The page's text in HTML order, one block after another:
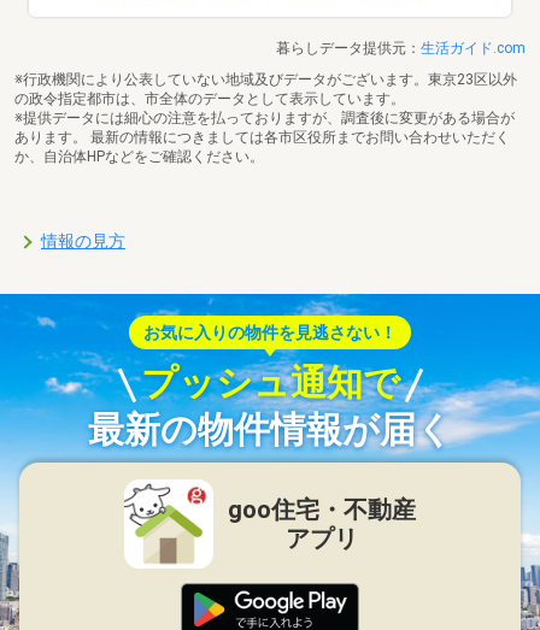
暮らしデータ提供元： 生活ガイド.com
※行政機関により公表していない地域及びデータがございます。東京23区以外
の政令指定都市は、市全体のデータとして表示しています。
※提供データには細心の注意を払っておりますが、調査後に変更がある場合が
あります。 最新の情報につきましては各市区役所までお問い合わせいただく
か、自治体HPなどをご確認ください。
情報の見方
お気に入りの物件を見逃さない！
プッシュ通知で
最新の物件情報が届く
goo住宅・不動産
アプリ